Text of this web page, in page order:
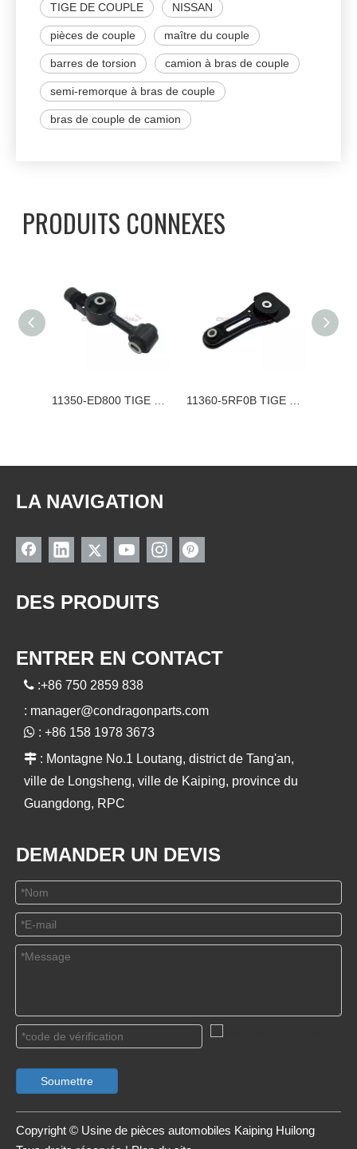
TIGE DE COUPLE NISSAN
pièces de couple maître du couple
barres de torsion camion à bras de couple
semi-remorque à bras de couple
bras de couple de camion
PRODUITS CONNEXES
LA NAVIGATION
DES PRODUITS
ENTRER EN CONTACT
 :+86 750 2859 838
: manager@condragonparts.com
 : +86 158 1978 3673
 : Montagne No.1 Loutang, district de Tang'an,
ville de Longsheng, ville de Kaiping, province du
Guangdong, RPC
DEMANDER UN DEVIS
Soumettre
Copyright © Usine de pièces automobiles Kaiping Huilong